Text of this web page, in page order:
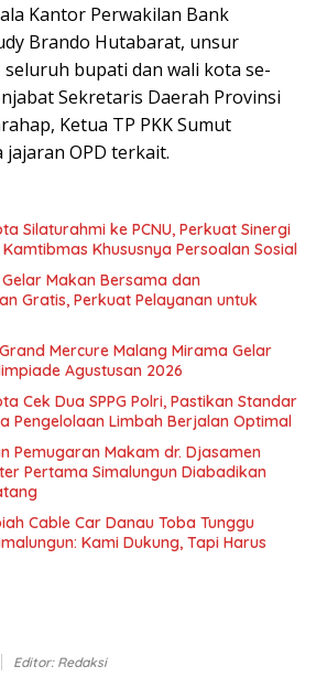
Kantor Perwakilan Bank
Brando Hutabarat, unsur
seluruh bupati dan wali kota se-
Sekretaris Daerah Provinsi
Ketua TP PKK Sumut
jajaran OPD terkait.
Silaturahmi ke PCNU, Perkuat Sinergi
Khususnya Persoalan Sosial
Makan Bersama dan
Gratis, Perkuat Pelayanan untuk
Mercure Malang Mirama Gelar
Agustusan 2026
Cek Dua SPPG Polri, Pastikan Standar
Pengelolaan Limbah Berjalan Optimal
Pemugaran Makam dr. Djasamen
Pertama Simalungun Diabadikan
Cable Car Danau Toba Tunggu
Kami Dukung, Tapi Harus
Editor: Redaksi